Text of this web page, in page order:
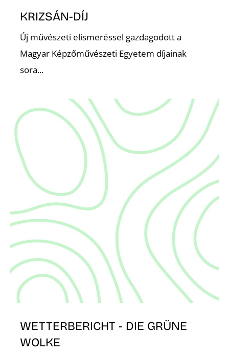
KRIZSÁN-DÍJ
Új művészeti elismeréssel gazdagodott a
Magyar Képzőművészeti Egyetem díjainak
sora...
WETTERBERICHT - DIE GRÜNE
WOLKE